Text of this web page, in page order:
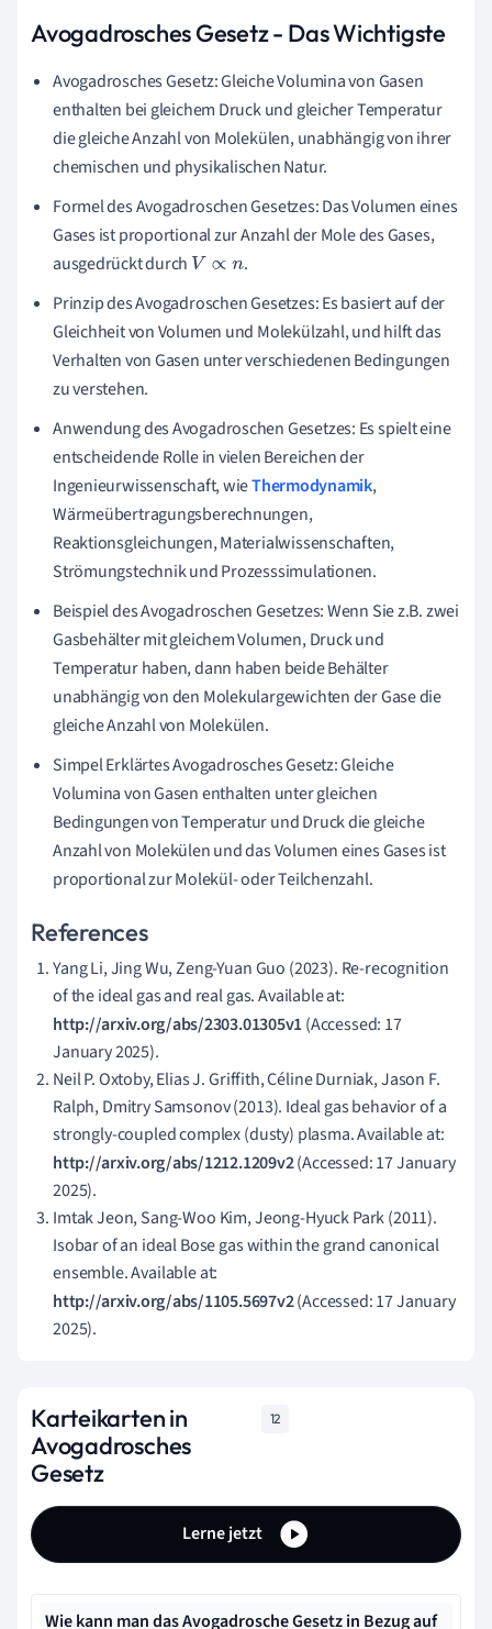
Avogadrosches Gesetz - Das Wichtigste
Avogadrosches Gesetz: Gleiche Volumina von Gasen
enthalten bei gleichem Druck und gleicher Temperatur
die gleiche Anzahl von Molekülen, unabhängig von ihrer
chemischen und physikalischen Natur.
Formel des Avogadroschen Gesetzes: Das Volumen eines
Gases ist proportional zur Anzahl der Mole des Gases,
ausgedrückt durch V∝ n
.
Prinzip des Avogadroschen Gesetzes: Es basiert auf der
Gleichheit von Volumen und Molekülzahl, und hilft das
Verhalten von Gasen unter verschiedenen Bedingungen
zu verstehen.
Anwendung des Avogadroschen Gesetzes: Es spielt eine
entscheidende Rolle in vielen Bereichen der
Ingenieurwissenschaft, wieThermodynamik,
Wärmeübertragungsberechnungen,
Reaktionsgleichungen, Materialwissenschaften,
Strömungstechnik und Prozesssimulationen.
Beispiel des Avogadroschen Gesetzes: Wenn Sie z.B. zwei
Gasbehälter mit gleichem Volumen, Druck und
Temperatur haben, dann haben beide Behälter
unabhängig von den Molekulargewichten der Gase die
gleiche Anzahl von Molekülen.
Simpel Erklärtes Avogadrosches Gesetz: Gleiche
Volumina von Gasen enthalten unter gleichen
Bedingungen von Temperatur und Druck die gleiche
Anzahl von Molekülen und das Volumen eines Gases ist
proportional zur Molekül- oder Teilchenzahl.
References
Yang Li, Jing Wu, Zeng-Yuan Guo (2023). Re-recognition
of the ideal gas and real gas. Available at:
http://arxiv.org/abs/2303.01305v1(Accessed: 17
January 2025).
Neil P. Oxtoby, Elias J. Griffith, Céline Durniak, Jason F.
Ralph, Dmitry Samsonov (2013). Ideal gas behavior of a
strongly-coupled complex (dusty) plasma. Available at:
http://arxiv.org/abs/1212.1209v2(Accessed: 17 January
2025).
Imtak Jeon, Sang-Woo Kim, Jeong-Hyuck Park (2011).
Isobar of an ideal Bose gas within the grand canonical
ensemble. Available at:
http://arxiv.org/abs/1105.5697v2(Accessed: 17 January
2025).
Karteikarten in
Avogadrosches
Gesetz
12
Lerne jetzt
Wie kann man das Avogadrosche Gesetz in Bezug auf